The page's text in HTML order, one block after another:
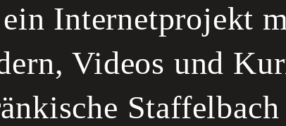
Internetprojekt
Videos und